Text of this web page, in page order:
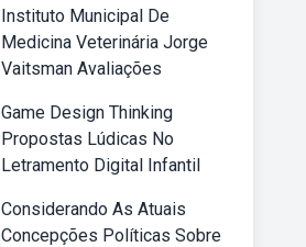
Instituto Municipal De
Medicina Veterinária Jorge
Vaitsman Avaliações
Game Design Thinking
Propostas Lúdicas No
Letramento Digital Infantil
Considerando As Atuais
Concepções Políticas Sobre